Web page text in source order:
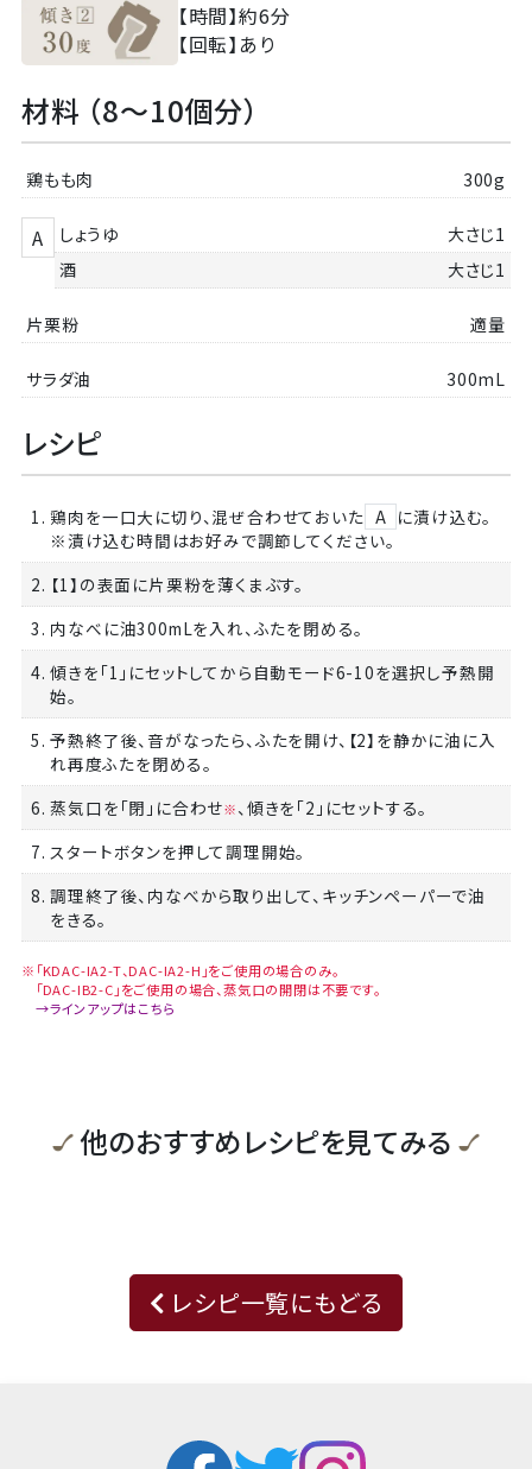
【時間】約6分
【回転】 あり
材料 （8～10個分）
鶏もも肉 300g
A しょうゆ
大さじ1
酒
大さじ1
片栗粉 適量
サラダ油 300mL
レシピ
1. 鶏肉を一口大に切り、混ぜ合わせておいた A に漬け込む。
※漬け込む時間はお好みで調節してください。
2. 【1】の表面に片栗粉を薄くまぶす。
3. 内なべに油300mLを入れ、ふたを閉める。
4. 傾きを「1」にセットしてから自動モード6-10を選択し予熱開
始。
5. 予熱終了後、音がなったら、ふたを開け、【2】を静かに油に入
れ再度ふたを閉める。
6. 蒸気口を「閉」に合わせ※、傾きを「2」にセットする。
7. スタートボタンを押して調理開始。
8. 調理終了後、内なべから取り出して、キッチンペーパーで油
をきる。
※「KDAC-IA2-T、DAC-IA2-H」をご使用の場合のみ。
「DAC-IB2-C」をご使用の場合、蒸気口の開閉は不要です。
→ラインアップはこちら
他のおすすめレシピを見てみる
レシピ一覧にもどる